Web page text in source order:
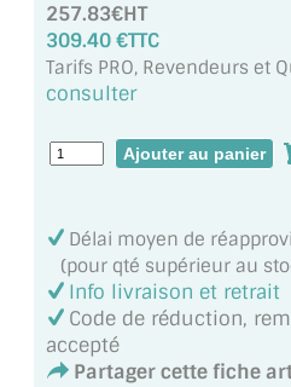
VERRE EXTRACLAIR
VERRE TREMPÉ (SÉCURIT)
PAROI DE DOUCHE
VERRE ANTI-REFLET
VERRE LAQUÉ/CRÉDENCE
VERRE FEUILLETÉ/
257.83€HT
309.40 €TTC
Tarifs PRO, Revendeurs et
consulter
Délai moyen de
(pour qté supérieur au
Info livraison et retrait
Code de réduction,
accepté
Partager cette fiche